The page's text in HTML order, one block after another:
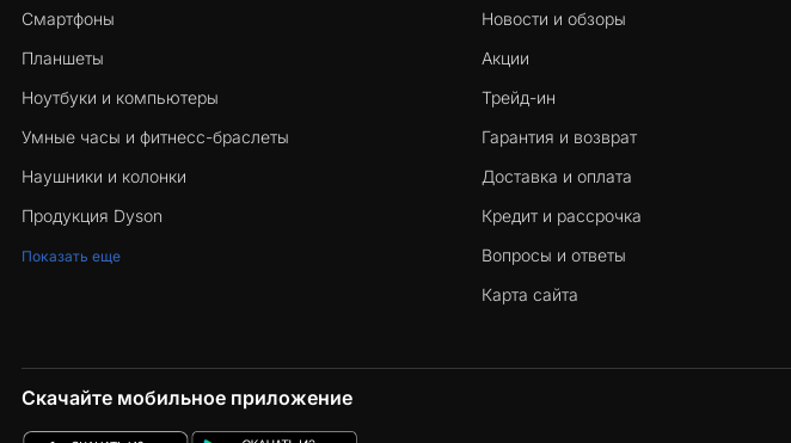
Смартфоны
Планшеты
Ноутбуки и компьютеры
Умные часы и фитнесс-браслеты
Наушники и колонки
Продукция Dyson
Показать еще
Новости и обзоры
Акции
Трейд-ин
Гарантия и возврат
Доставка и оплата
Кредит и рассрочка
Вопросы и ответы
Карта сайта
Скачайте мобильное приложение